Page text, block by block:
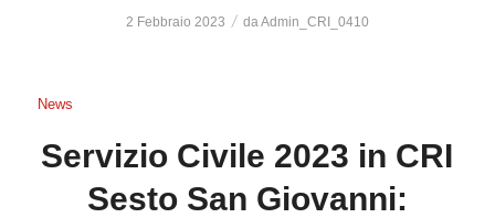
2 Febbraio 2023 / da Admin_CRI_0410
News
Servizio Civile 2023 in CRI
Sesto San Giovanni: